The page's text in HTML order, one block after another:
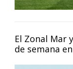
El Zonal Mar
de semana